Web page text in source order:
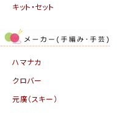
キット・セット
ハマナカ
クロバー
元廣（スキー）